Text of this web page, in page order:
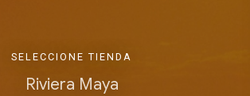
SELECCIONE TIENDA
Riviera Maya